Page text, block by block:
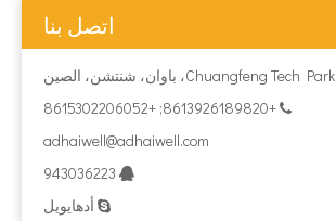
اتصل بنا
Chuangfeng Tech Park، باوان، شنتشن، الصين

+8613926189820; +8615302206052
adhaiwell@adhaiwell.com

 أدهايويل